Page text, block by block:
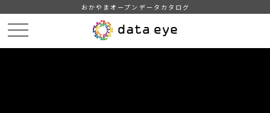
おかやまオープンデータカタログ